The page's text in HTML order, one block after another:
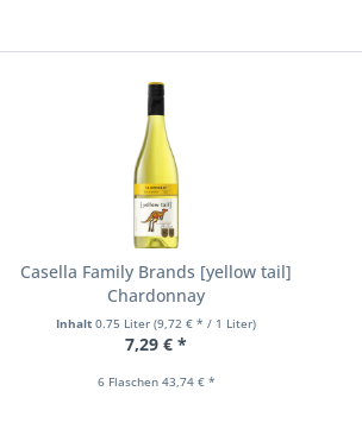
Casella Family Brands [yellow tail]
Chardonnay
Inhalt0.75 Liter(9,72 € * / 1 Liter)
7,29 € *
6 Flaschen 43,74 € *